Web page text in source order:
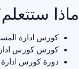
ماذا
كورس ادارة
كورس كورس
دورة كورس ادارة